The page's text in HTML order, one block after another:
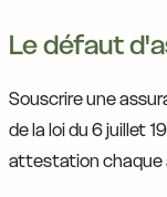
Le défaut
Souscrire une
de la loi du 6 juillet
attestation chaque